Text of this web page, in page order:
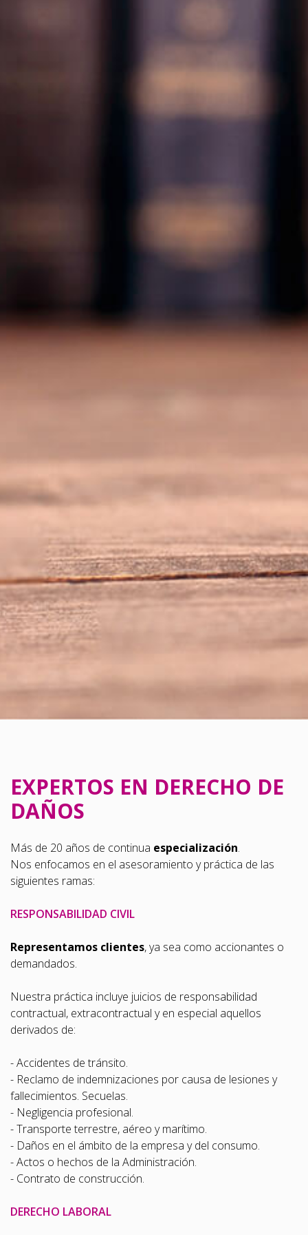
EXPERTOS EN DERECHO DE
DAÑOS
Más de 20 años de continua especialización.
Nos enfocamos en el asesoramiento y práctica de las
siguientes ramas:
RESPONSABILIDAD CIVIL
Representamos clientes, ya sea como accionantes o
demandados.
Nuestra práctica incluye juicios de responsabilidad
contractual, extracontractual y en especial aquellos
derivados de:
- Accidentes de tránsito.
- Reclamo de indemnizaciones por causa de lesiones y
fallecimientos. Secuelas.
- Negligencia profesional.
- Transporte terrestre, aéreo y marítimo.
- Daños en el ámbito de la empresa y del consumo.
- Actos o hechos de la Administración.
- Contrato de construcción.
DERECHO LABORAL